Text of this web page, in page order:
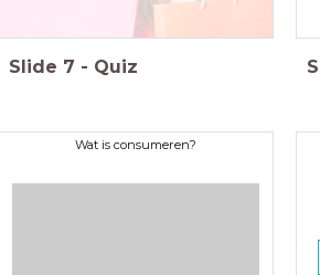
Slide 7 - Quiz
Wat is consumeren?